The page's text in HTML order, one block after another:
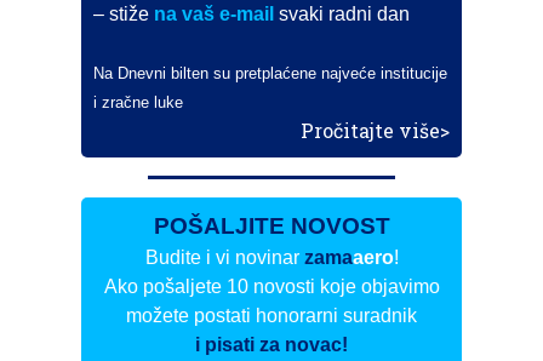
– stiže na vaš e-mail svaki radni dan
Na Dnevni bilten su pretplaćene najveće institucije
i zračne luke
Pročitajte više>
POŠALJITE NOVOST
Budite i vi novinar zamaaero!
Ako pošaljete 10 novosti koje objavimo
možete postati honorarni suradnik
i pisati za novac!